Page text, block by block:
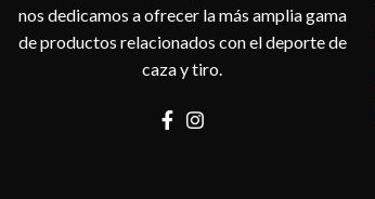
nos dedicamos a ofrecer la más amplia gama
de productos relacionados con el deporte de
caza y tiro.